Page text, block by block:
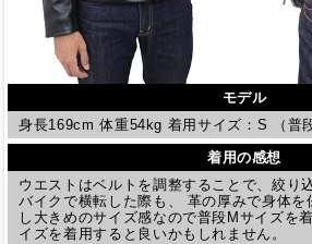
モデル
身長169cm 体重54kg 着用サイズ：S （普
着用の感想
ウエストはベルトを調整することで、絞り
バイクで横転した際も、 革の厚みで身体を
し大きめのサイズ感なので普段Mサイズを
イズを着用すると良いかもしれません。